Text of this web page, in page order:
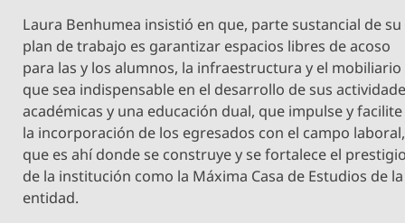
Laura Benhumea insistió en que, parte sustancial de su
plan de trabajo es garantizar espacios libres de acoso
para las y los alumnos, la infraestructura y el mobiliario
que sea indispensable en el desarrollo de sus
académicas y una educación dual, que impulse y facilite
la incorporación de los egresados con el campo laboral,
que es ahí donde se construye y se fortalece el
de la institución como la Máxima Casa de Estudios de la
entidad.